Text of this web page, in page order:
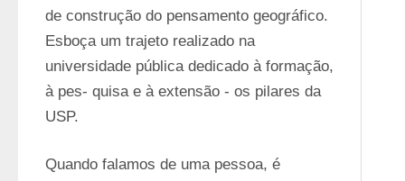
de construção do pensamento geográfico.
Esboça um trajeto realizado na
universidade pública dedicado à formação,
à pes- quisa e à extensão - os pilares da
USP.
Quando falamos de uma pessoa, é